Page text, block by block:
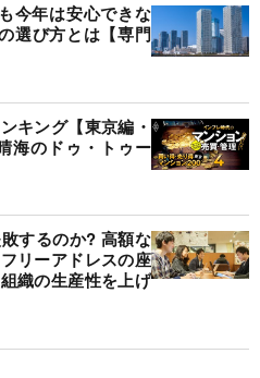
今年は安心できな
選び方とは【専門
キング【東京編・
海のドゥ・トゥー
するのか? 高額な
リーアドレスの座
織の生産性を上げ